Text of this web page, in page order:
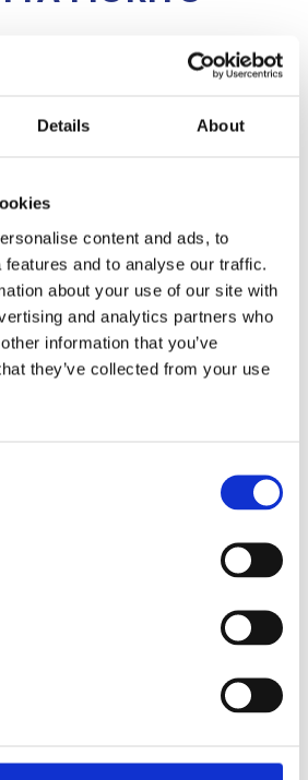
Details About
content and ads, to
and to analyse our traffic.
about your use of our site with
and analytics partners who
information that you’ve
they’ve collected from your use
parlamentare di
Sole 24 ore e
premio Fersen per la
nata e ha studiato a Roma;
in Canada ed esperienze
la CNR, Channel News Radio,
dieci anni è giornalista
Radio 24 – Il Sole 24 Ore.
suo programma settimanale
:
Italia e livello internazionale –
pubblicando romanzi,
di etica nel mondo finanziario
a un futuro dignitoso